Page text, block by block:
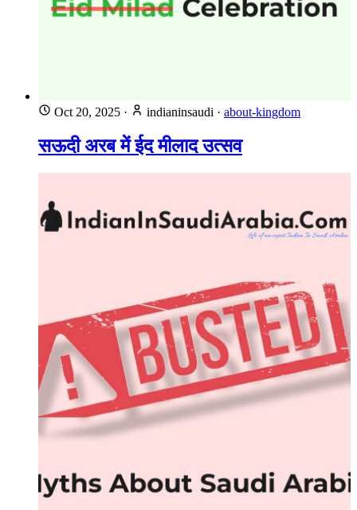
Oct 20, 2025 · indianinsaudi · about-kingdom
सऊदी अरब में ईद मीलाद उत्सव